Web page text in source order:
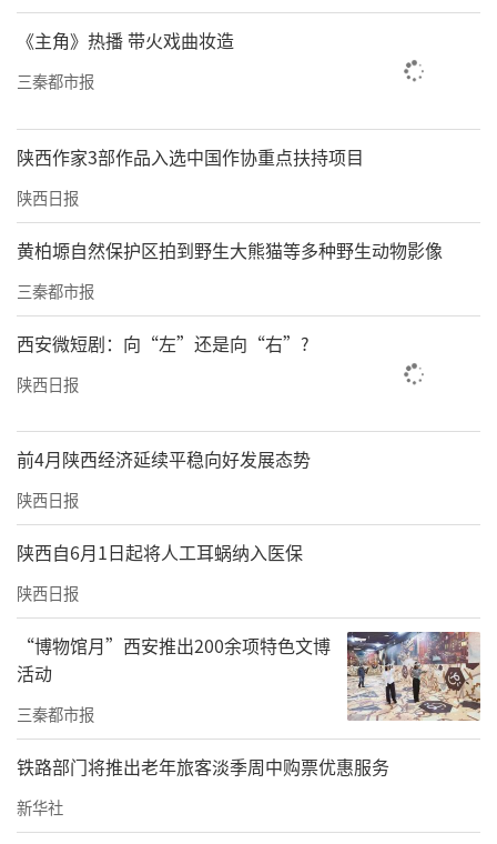
《主角》热播 带火戏曲妆造
三秦都市报
陕西作家3部作品入选中国作协重点扶持项目
陕西日报
黄柏塬自然保护区拍到野生大熊猫等多种野生动物影像
三秦都市报
西安微短剧：向“左”还是向“右”?
陕西日报
前4月陕西经济延续平稳向好发展态势
陕西日报
陕西自6月1日起将人工耳蜗纳入医保
陕西日报
“博物馆月”西安推出200余项特色文博
活动
三秦都市报
铁路部门将推出老年旅客淡季周中购票优惠服务
新华社